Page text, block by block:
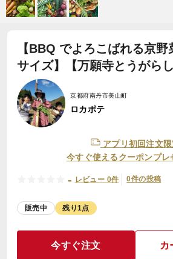
【BBQ でよろこばれる京
サイズ】【万願寺とうがら
京都府南丹市美山町
ロカポテ
アプリ初回注文限
今すぐ使えるクーポンプレ
- レビュー 0件 0件の投稿
販売中 残り1点
今すぐ注文 カ